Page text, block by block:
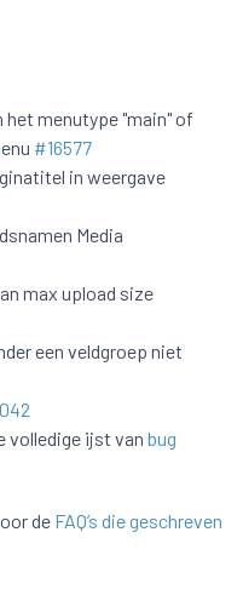
menutype "main" of
#16577
in weergave
Media
max upload size
een veldgroep niet
volledige ijst van bug
de FAQ’s die geschreven